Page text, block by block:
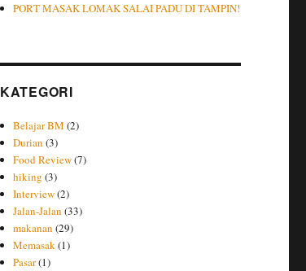
PORT MASAK LOMAK SALAI PADU DI TAMPIN!
KATEGORI
Belajar BM (2)
Durian (3)
Food Review(7)
hiking (3)
Interview(2)
Jalan-Jalan (33)
makanan (29)
Memasak(1)
Pasar(1)